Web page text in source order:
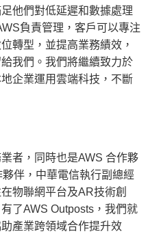
他們對低延遲和數據處理
負責管理，客戶可以專注
轉型，並提高業務績效，
我們。我們將繼續致力於
企業運用雲端科技，不斷
者，同時也是AWS 合作夥
伴，中華電信執行副總經
物聯網平台及AR技術創
了AWS Outposts，我們就
產業跨領域合作提升效